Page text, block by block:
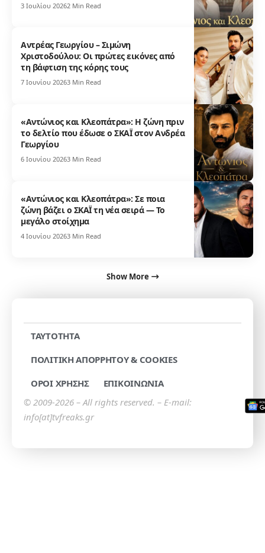
3 Ιουλίου 20262 Min Read
Αντρέας Γεωργίου – Σιμώνη
Χριστοδούλου: Οι πρώτες εικόνες από
τη βάφτιση της κόρης τους
7 Ιουνίου 20263 Min Read
«Αντώνιος και Κλεοπάτρα»: Η ζώνη πριν
το δελτίο που έδωσε ο ΣΚΑΪ στον Ανδρέα
Γεωργίου
6 Ιουνίου 20263 Min Read
«Αντώνιος και Κλεοπάτρα»: Σε ποια
ζώνη βάζει ο ΣΚΑΪ τη νέα σειρά — Το
μεγάλο στοίχημα
4 Ιουνίου 20263 Min Read
Show More
TAYTOTHTA
ΠΟΛΙΤΙΚΗ ΑΠΟΡΡΗΤΟΥ & COOKIES
ΟΡΟΙ ΧΡΗΣΗΣ
ΕΠΙΚΟΙΝΩΝΙΑ
© 2009-2026 – All rights reserved. – E-mail:
info[at]tvfreaks.gr